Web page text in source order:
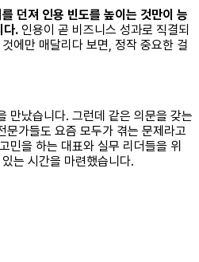
던져 인용 빈도를 높이는 것만이 능
다. 인용이 곧 비즈니스 성과로 직결되
에만 매달리다 보면, 정작 중요한 걸
만났습니다. 그런데 같은 의문을 갖는
문가들도 요즘 모두가 겪는 문제라고
민을 하는 대표와 실무 리더들을 위
는 시간을 마련했습니다.